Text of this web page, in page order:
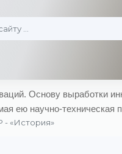
Основу выработки
ею научно-техническая
- «История»